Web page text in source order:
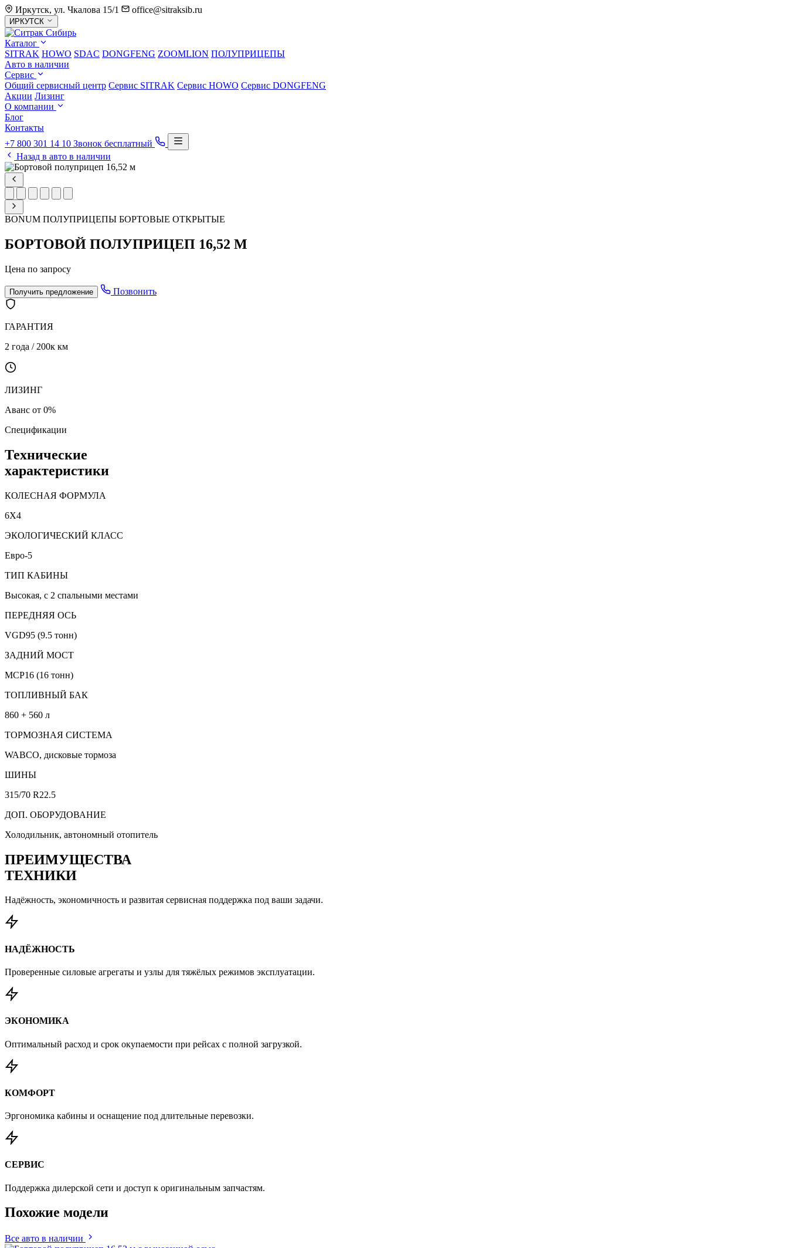
Иркутск, ул. Чкалова 15/1
office@sitraksib.ru
Выбор
города
ИРКУТСК
Каталог
SITRAK HOWO SDAC DONGFENG ZOOMLION ПОЛУПРИЦЕПЫ
Авто в наличии
Сервис
Общий сервисный центр Сервис SITRAK Сервис HOWO Сервис DONGFENG
Акции Лизинг
О компании
Блог
Контакты
+7 800 301 14 10 Звонок бесплатный
Назад в авто в наличии
BONUM ПОЛУПРИЦЕПЫ БОРТОВЫЕ ОТКРЫТЫЕ
БОРТОВОЙ ПОЛУПРИЦЕП 16,52 М
Цена по запросу
Получить предложение Позвонить
ГАРАНТИЯ
2 года / 200к км
ЛИЗИНГ
Аванс от 0%
Спецификации
Технические
характеристики
КОЛЕСНАЯ ФОРМУЛА
6X4
ЭКОЛОГИЧЕСКИЙ КЛАСС
Евро-5
ТИП КАБИНЫ
Высокая, с 2 спальными местами
ПЕРЕДНЯЯ ОСЬ
VGD95 (9.5 тонн)
ЗАДНИЙ МОСТ
MCP16 (16 тонн)
ТОПЛИВНЫЙ БАК
860 + 560 л
ТОРМОЗНАЯ СИСТЕМА
WABCO, дисковые тормоза
ШИНЫ
315/70 R22.5
ДОП. ОБОРУДОВАНИЕ
Холодильник, автономный отопитель
ПРЕИМУЩЕСТВА
ТЕХНИКИ
Надёжность, экономичность и развитая сервисная поддержка под ваши задачи.
НАДЁЖНОСТЬ
Проверенные силовые агрегаты и узлы для тяжёлых режимов эксплуатации.
ЭКОНОМИКА
Оптимальный расход и срок окупаемости при рейсах с полной загрузкой.
КОМФОРТ
Эргономика кабины и оснащение под длительные перевозки.
СЕРВИС
Поддержка дилерской сети и доступ к оригинальным запчастям.
Похожие модели
Все авто в наличии